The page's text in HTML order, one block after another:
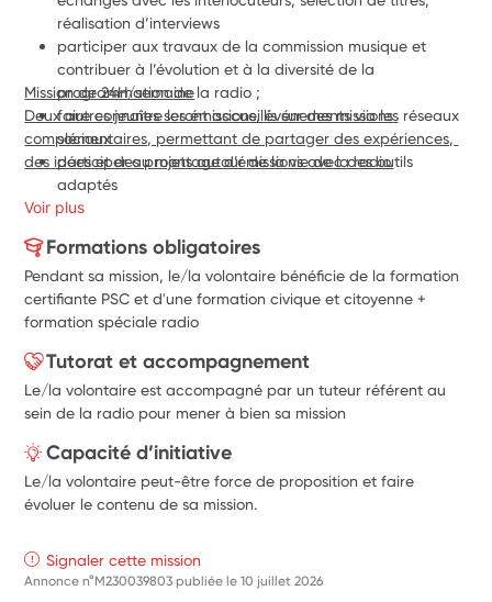
réalisation d’interviews
participer aux travaux de la commission musique et
contribuer à l’évolution et à la diversité de la
programmation de la radio ;
faire connaître les émissions, événements via les réseaux
sociaux
participer au montage d’émissions avec des outils
apporter un appui ponctuel à la régie technique
délocalisés ;
contribuer à la préparation de contenus pour l’émission
d’information locale quotidienne.
Mission de 24H/semaine
Deux autres jeunes seront accueillis sur des missions
complémentaires, permettant de partager des expériences,
des idées et des projets autour de la vie de la radio.
Voir plus
Formations obligatoires
Pendant sa mission, le/la volontaire bénéficie de la formation
certifiante PSC et d'une formation civique et citoyenne +
formation spéciale radio
Tutorat et accompagnement
Le/la volontaire est accompagné par un tuteur référent au
sein de la radio pour mener à bien sa mission
Capacité d’initiative
Le/la volontaire peut-être force de proposition et faire
évoluer le contenu de sa mission.
Signaler cette mission
Annonce n°M230039803 publiée le10 juillet 2026